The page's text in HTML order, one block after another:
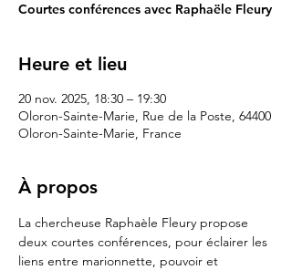
Courtes conférences avec Raphaële Fleury
Heure et lieu
20 nov. 2025, 18:30 – 19:30
Oloron-Sainte-Marie, Rue de la Poste, 64400
Oloron-Sainte-Marie, France
À propos
La chercheuse Raphaèle Fleury propose
deux courtes conférences, pour éclairer les
liens entre marionnette, pouvoir et